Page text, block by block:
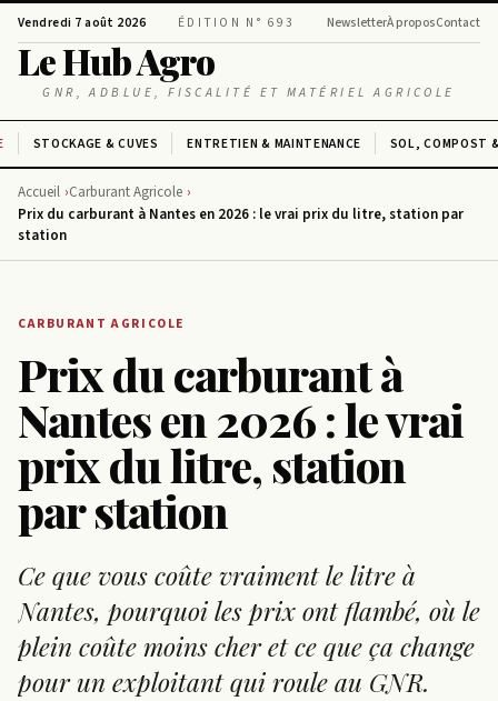
Vendredi 7 août 2026 ÉDITION N° 693 NewsletterÀ proposContact
Le Hub Agro
GNR, ADBLUE, FISCALITÉ ET MATÉRIEL AGRICOLE
STOCKAGE & CUVES ENTRETIEN & MAINTENANCE SOL, COMPOST
Accueil Carburant Agricole
Prix du carburant à Nantes en 2026 : le vrai prix du litre, station par
station
CARBURANT AGRICOLE
Prix du carburant à
Nantes en 2026 : le vrai
prix du litre, station
par station
Ce que vous coûte vraiment le litre à
Nantes, pourquoi les prix ont flambé, où le
plein coûte moins cher et ce que ça change
pour un exploitant qui roule au GNR.